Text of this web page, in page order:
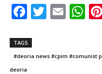
F
c
e
T
er
E
l
W
ts
TAGS
#deoria news #cpim #comunist
deoria